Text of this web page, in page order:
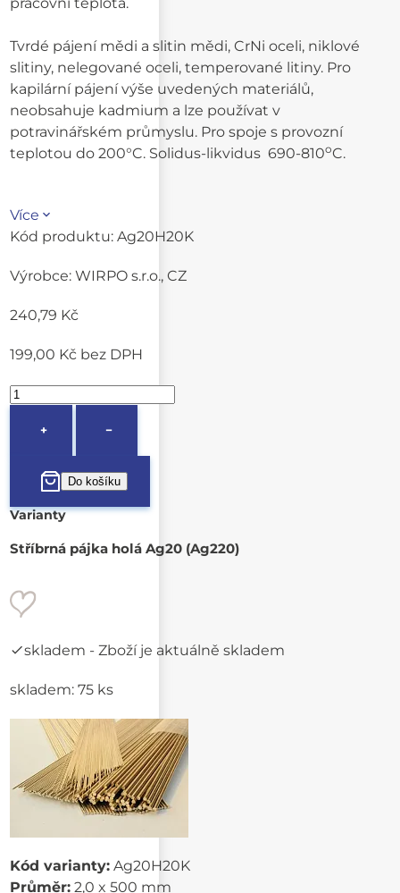
Tvrdé pájení mědi a slitin mědi, CrNi oceli, niklové
slitiny, nelegované oceli, temperované litiny. Pro
kapilární pájení výše uvedených materiálů,
neobsahuje kadmium a lze používat v
potravinářském průmyslu. Pro spoje s provozní
teplotou do 200°C. Solidus-likvidus 690-810oC.
Více
Kód produktu: Ag20H20K
Výrobce: WIRPO s.r.o., CZ
240,79 Kč
199,00 Kč bez DPH
+ −
Varianty
Stříbrná pájka holá Ag20 (Ag220)
skladem - Zboží je aktuálně skladem
skladem: 75 ks
Kód varianty: Ag20H20K
Průměr: 2,0 x 500 mm